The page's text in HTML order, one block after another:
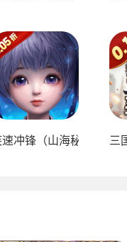
折）
速冲锋（山海秘藏0.05三